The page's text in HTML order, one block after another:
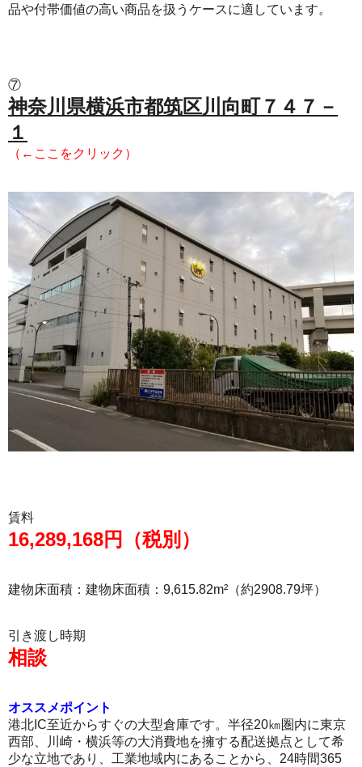
品や付帯価値の高い商品を扱うケースに適しています。
⑦
神奈川県横浜市都筑区川向町７４７－
１
（←ここをクリック）
賃料
16,289,168円（税別）
建物床面積：建物床面積：9,615.82m²（約2908.79坪）
引き渡し時期
相談
オススメポイント
港北IC至近からすぐの大型倉庫です。半径20㎞圏内に東京
西部、川崎・横浜等の大消費地を擁する配送拠点として希
少な立地であり、工業地域内にあることから、24時間365